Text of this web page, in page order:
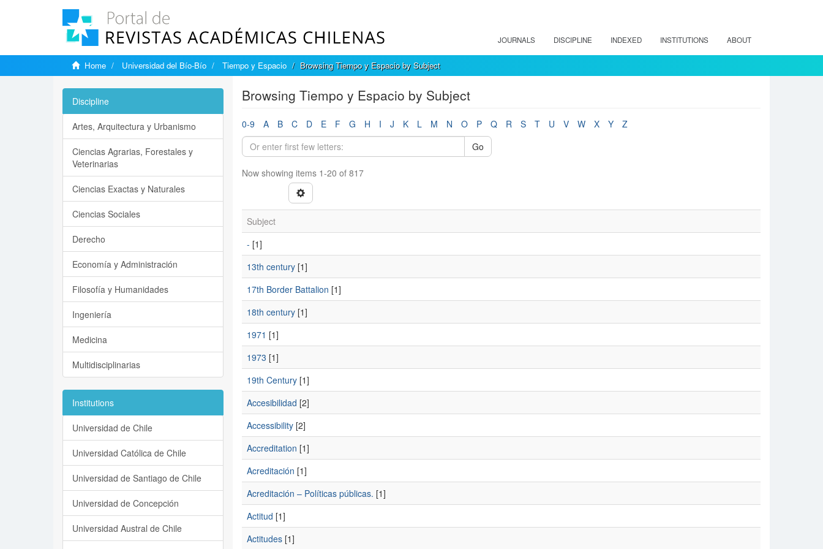
JOURNALS DISCIPLINE INDEXED INSTITUTIONS ABOUT
Home Universidad del Bío-Bío Tiempo y Espacio Browsing Tiempo y Espacio by Subject
Browsing Tiempo y Espacio by Subject
0-9 A B C D E F G H I J K L M N O P Q R S T U V W X Y
Z
Go
Now showing items 1-20 of 817
Subject
- [1]
13th century[1]
17th Border Battalion [1]
18th century[1]
1971 [1]
1973 [1]
19th Century[1]
Accesibilidad [2]
Accessibility[2]
Accreditation [1]
Acreditación [1]
Acreditación – Políticas públicas. [1]
Actitud [1]
Actitudes[1]
Discipline
Artes, Arquitectura y Urbanismo
Ciencias Agrarias, Forestales y
Veterinarias
Ciencias Exactas y Naturales
Ciencias Sociales
Derecho
Economía y Administración
Filosofía y Humanidades
Ingeniería
Medicina
Multidisciplinarias
Institutions
Universidad de Chile
Universidad Católica de Chile
Universidad de Santiago de Chile
Universidad de Concepción
Universidad Austral de Chile